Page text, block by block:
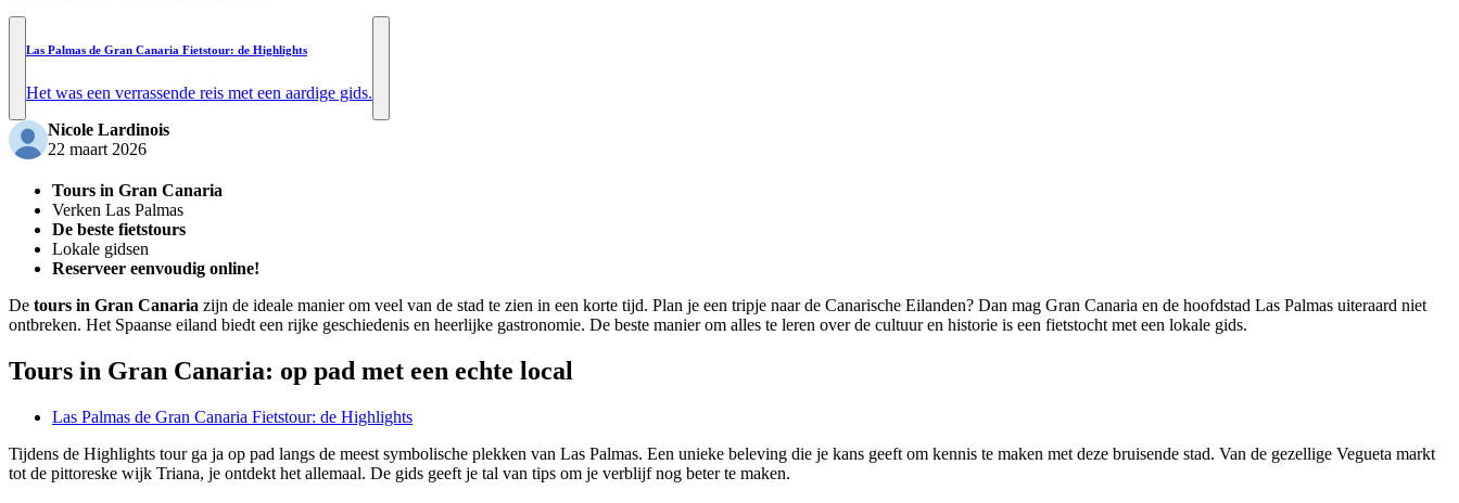
Las Palmas de Gran Canaria Fietstour: de Highlights
Het was een verrassende reis met een aardige gids.
Nicole Lardinois
22 maart 2026
Tours in Gran Canaria
Verken Las Palmas
De beste fietstours
Lokale gidsen
Reserveer eenvoudig online!
De tours in Gran Canaria zijn de ideale manier om veel van de stad te zien in een korte tijd. Plan je een tripje naar de Canarische Eilanden? Dan mag Gran Canaria en de hoofdstad Las Palmas uiteraard niet
ontbreken. Het Spaanse eiland biedt een rijke geschiedenis en heerlijke gastronomie. De beste manier om alles te leren over de cultuur en historie is een fietstocht met een lokale gids.
Tours in Gran Canaria: op pad met een echte local
Las Palmas de Gran Canaria Fietstour: de Highlights
Tijdens de Highlights tour ga ja op pad langs de meest symbolische plekken van Las Palmas. Een unieke beleving die je kans geeft om kennis te maken met deze bruisende stad. Van de gezellige Vegueta markt
tot de pittoreske wijk Triana, je ontdekt het allemaal. De gids geeft je tal van tips om je verblijf nog beter te maken.